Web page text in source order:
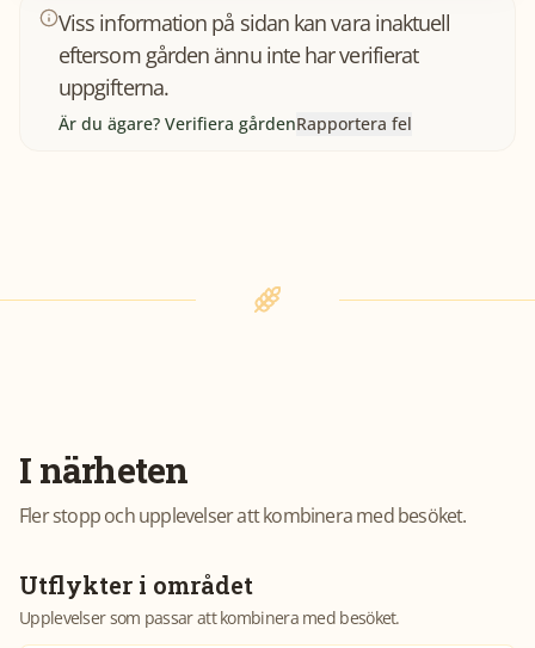
Viss information på sidan kan vara inaktuell
eftersom gården ännu inte har verifierat
uppgifterna.
Är du ägare? Verifiera gårdenRapportera fel
I närheten
Fler stopp och upplevelser att kombinera med besöket.
Utflykter i området
Upplevelser som passar att kombinera med besöket.